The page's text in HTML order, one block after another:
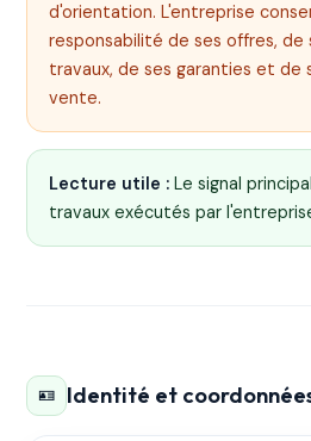
d'orientation. L'entreprise
responsabilité de ses offres, de
travaux, de ses garanties et de
vente.
Lecture utile : Le signal
travaux exécutés par
🪪 Identité et